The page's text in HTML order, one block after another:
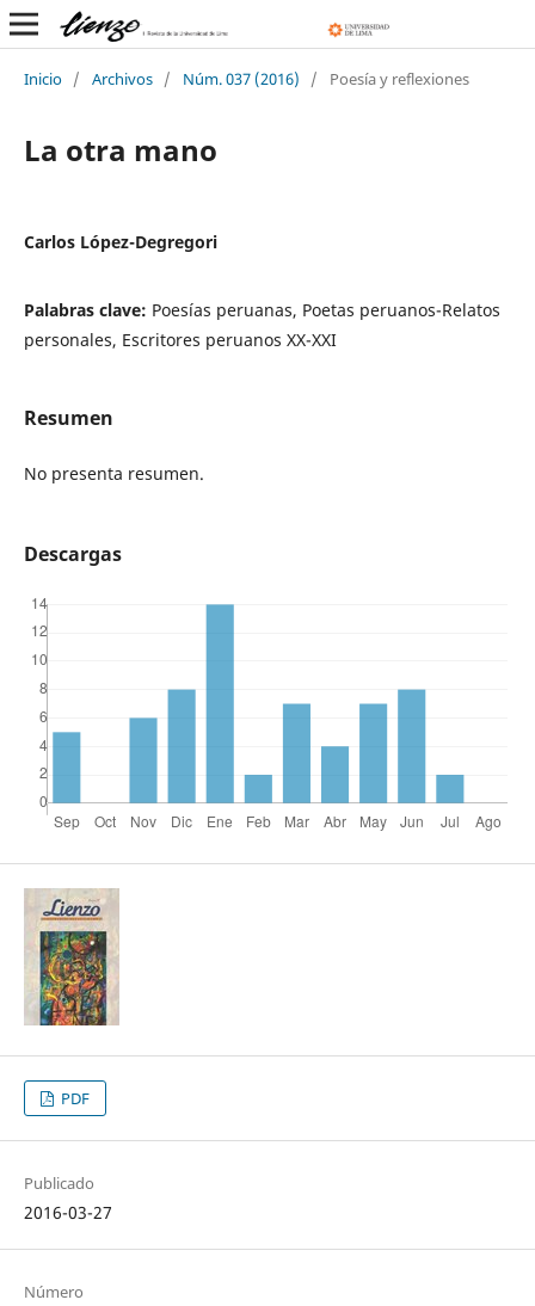
Inicio / Archivos / Núm. 037 (2016) / Poesía y reflexiones
La otra mano
Carlos López-Degregori
Palabras clave: Poesías peruanas, Poetas peruanos-Relatos
personales, Escritores peruanos XX-XXI
Resumen
No presenta resumen.
Descargas
PDF
Publicado
2016-03-27
Número